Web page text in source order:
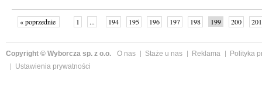
« poprzednie 1 ... 194 195 196 197 198 199 200
201
Copyright © Wyborcza sp. z o.o. O nas Staże u nas Reklama
Polityka
Ustawienia prywatności